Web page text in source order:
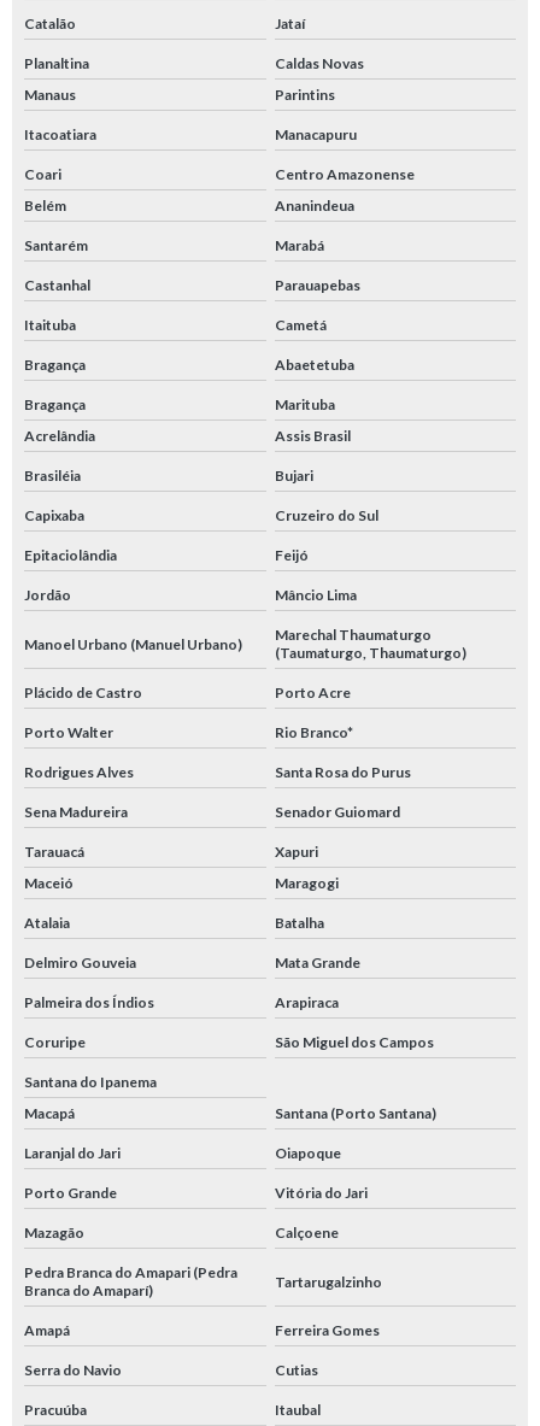
Catalão Jataí
Planaltina
Caldas Novas
Manaus
Parintins
Itacoatiara Manacapuru
Coari
Centro Amazonense
Belém
Ananindeua
Santarém Marabá
Castanhal Parauapebas
Itaituba Cametá
Bragança Abaetetuba
Bragança
Marituba
Acrelândia
Assis Brasil
Brasiléia Bujari
Capixaba Cruzeiro do Sul
Epitaciolândia Feijó
Jordão Mâncio Lima
Manoel Urbano (Manuel Urbano)
Marechal Thaumaturgo
(Taumaturgo, Thaumaturgo)
Plácido de Castro Porto Acre
Porto Walter Rio Branco*
Rodrigues Alves Santa Rosa do Purus
Sena Madureira Senador Guiomard
Tarauacá
Xapuri
Maceió
Maragogi
Atalaia Batalha
Delmiro Gouveia Mata Grande
Palmeira dos Índios Arapiraca
Coruripe São Miguel dos Campos
Santana do Ipanema
Macapá
Santana (Porto Santana)
Laranjal do Jari Oiapoque
Porto Grande Vitória do Jari
Mazagão Calçoene
Pedra Branca do Amapari (Pedra
Branca do Amaparí)
Tartarugalzinho
Amapá Ferreira Gomes
Serra do Navio Cutias
Pracuúba
Itaubal